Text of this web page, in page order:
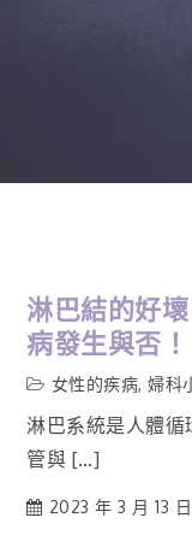
淋巴結的好
病發生與否！
女性的疾病,婦科
淋巴系統是人體
管與 […]
2023 年 3 月 13 日